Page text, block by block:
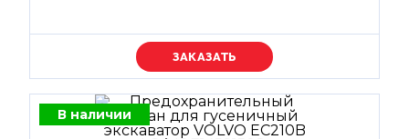
Уточняйте цену
В наличии